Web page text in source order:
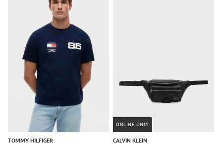
TOMMY HILFIGER
ONLINE ONLY
CALVIN KLEIN